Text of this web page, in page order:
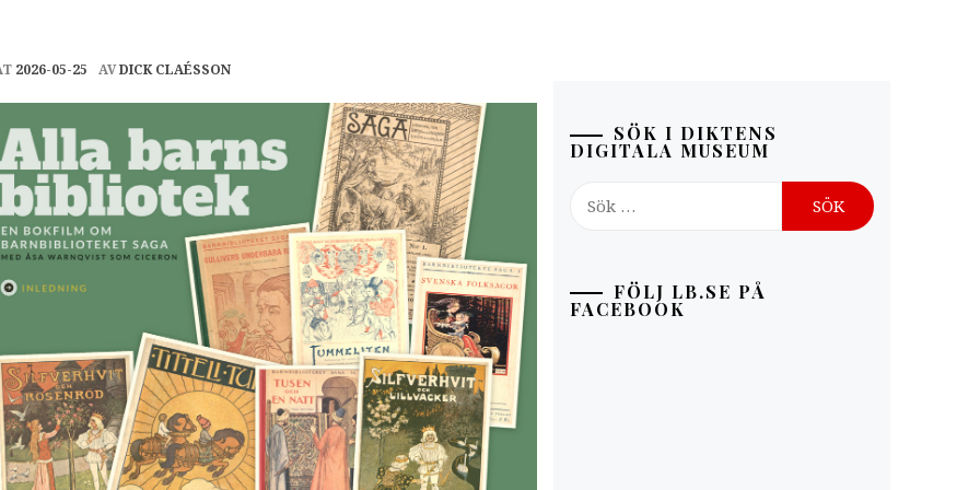
2026-05-25 AVDICK CLAÉSSON
SÖK I DIKTENS
DIGITALA MUSEUM
FÖLJ LB.SE PÅ
FACEBOOK